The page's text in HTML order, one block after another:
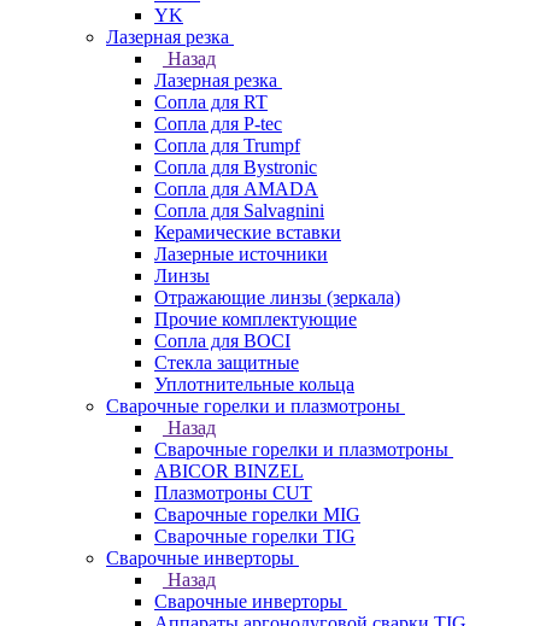
YK
Лазерная резка
Назад
Лазерная резка
Сопла для RT
Сопла для P-tec
Сопла для Trumpf
Сопла для Bystronic
Сопла для AMADA
Сопла для Salvagnini
Керамические вставки
Лазерные источники
Линзы
Отражающие линзы (зеркала)
Прочие комплектующие
Сопла для BOCI
Стекла защитные
Уплотнительные кольца
Сварочные горелки и плазмотроны
Назад
Сварочные горелки и плазмотроны
ABICOR BINZEL
Плазмотроны CUT
Сварочные горелки MIG
Сварочные горелки TIG
Сварочные инверторы
Назад
Сварочные инверторы